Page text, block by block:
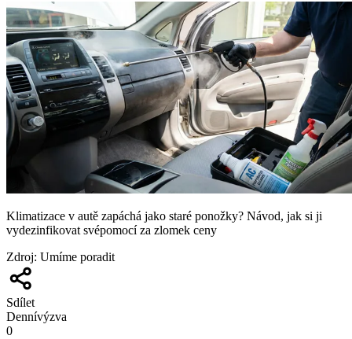
Klimatizace v autě zapáchá jako staré ponožky? Návod, jak si ji
vydezinfikovat svépomocí za zlomek ceny
Zdroj: Umíme poradit
Sdílet
Dennívýzva
0